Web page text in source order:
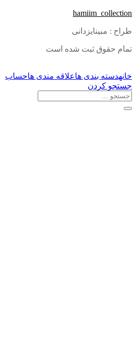
hamiim_collection
طراح : مبینایزدانی
تمام حقوق ثبت شده است
خانهدسته بندی هاعلاقه مندی هاحساب
جستجو کردن